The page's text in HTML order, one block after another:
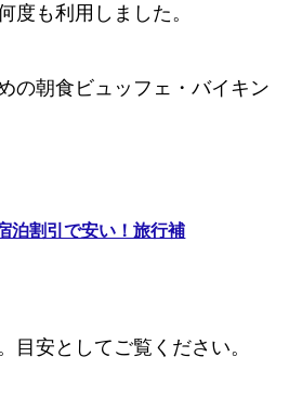
度も利用しました。
の朝食ビュッフェ・バイキン
泊割引で安い！旅行補
安としてご覧ください。